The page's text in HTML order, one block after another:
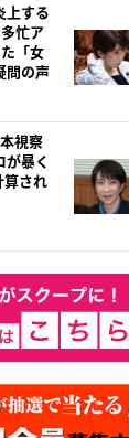
上する
忙ア
「女
問の声
視察
暴く
算され